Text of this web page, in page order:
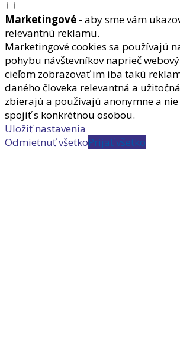
Marketingové - aby sme vám
relevantnú reklamu.
Marketingové cookies sa používajú
pohybu návštevníkov naprieč
cieľom zobrazovať im iba takú
daného človeka relevantná a
zbierajú a používajú anonymne a
spojiť s konkrétnou osobou.
Uložiť nastavenia
Odmietnuť všetkoPrijať všetko